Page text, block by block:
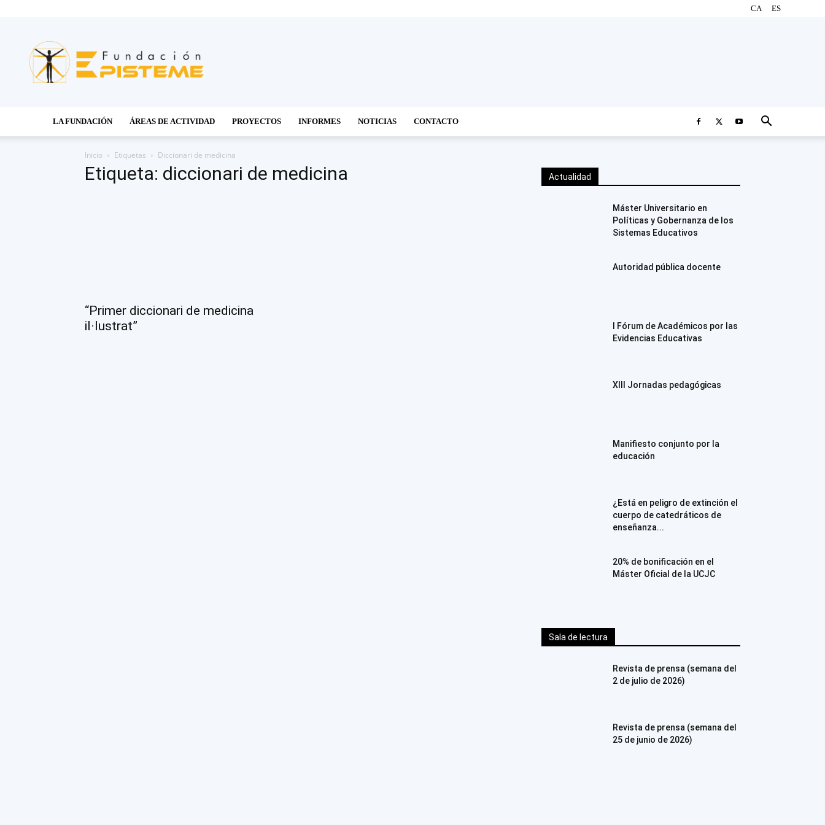
CA ES
Episteme
LA FUNDACIÓN ÁREAS DE ACTIVIDAD PROYECTOS INFORMES NOTICIAS CONTACTO
Inicio Etiquetas Diccionari de medicina
Etiqueta: diccionari de medicina
“Primer diccionari de medicina
il·lustrat”
Actualidad
Máster Universitario en
Políticas y Gobernanza de los
Sistemas Educativos
Autoridad pública docente
I Fórum de Académicos por las
Evidencias Educativas
XIII Jornadas pedagógicas
Manifiesto conjunto por la
educación
¿Está en peligro de extinción el
cuerpo de catedráticos de
enseñanza...
20% de bonificación en el
Máster Oficial de la UCJC
Sala de lectura
Revista de prensa (semana del
2 de julio de 2026)
Revista de prensa (semana del
25 de junio de 2026)